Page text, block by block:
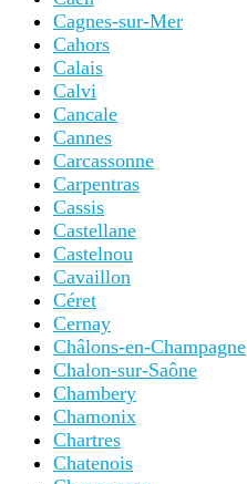
Cagnes-sur-Mer
Cahors
Calais
Calvi
Cancale
Cannes
Carcassonne
Carpentras
Cassis
Castellane
Castelnou
Cavaillon
Céret
Cernay
Châlons-en-Champagne
Chalon-sur-Saône
Chambery
Chamonix
Chartres
Chatenois